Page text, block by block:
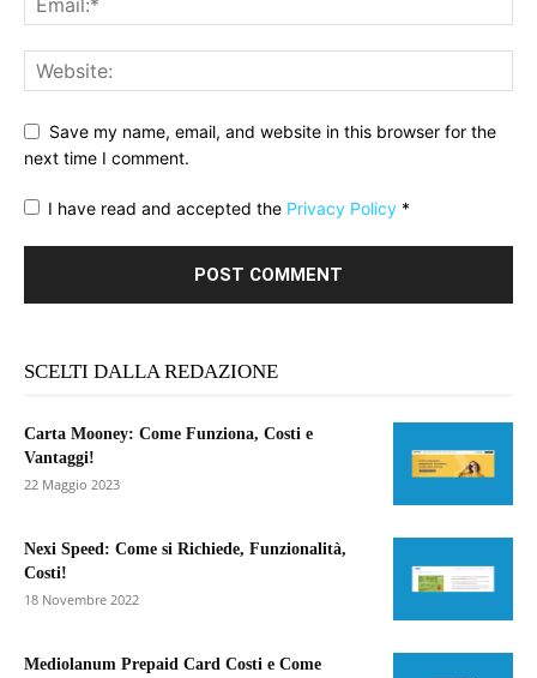
Save my name, email, and website in this browser for the
next time I comment.
I have read and accepted the Privacy Policy *
SCELTI DALLA REDAZIONE
Carta Mooney: Come Funziona, Costi e
Vantaggi!
22 Maggio 2023
Nexi Speed: Come si Richiede, Funzionalità,
Costi!
18 Novembre 2022
Mediolanum Prepaid Card Costi e Come